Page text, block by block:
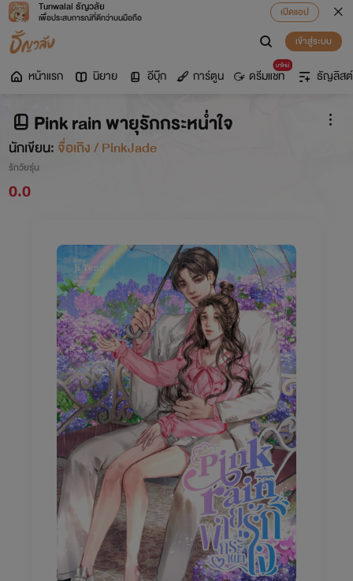
Tunwalai ธัญวลัย
เพื่อประสบการณ์ที่ดีกว่าบนมือถือ
เปิดแอป
เข้าสู่ระบบ
หน้าแรก นิยาย อีบุ๊ก การ์ตูน
มาใหม่
ดรีมแชท ธัญลิสต์
Pink rain พายุรักกระหน่ำใจ
นักเขียน: จื่อเถิง / PinkJade
รักวัยรุ่น
0.0